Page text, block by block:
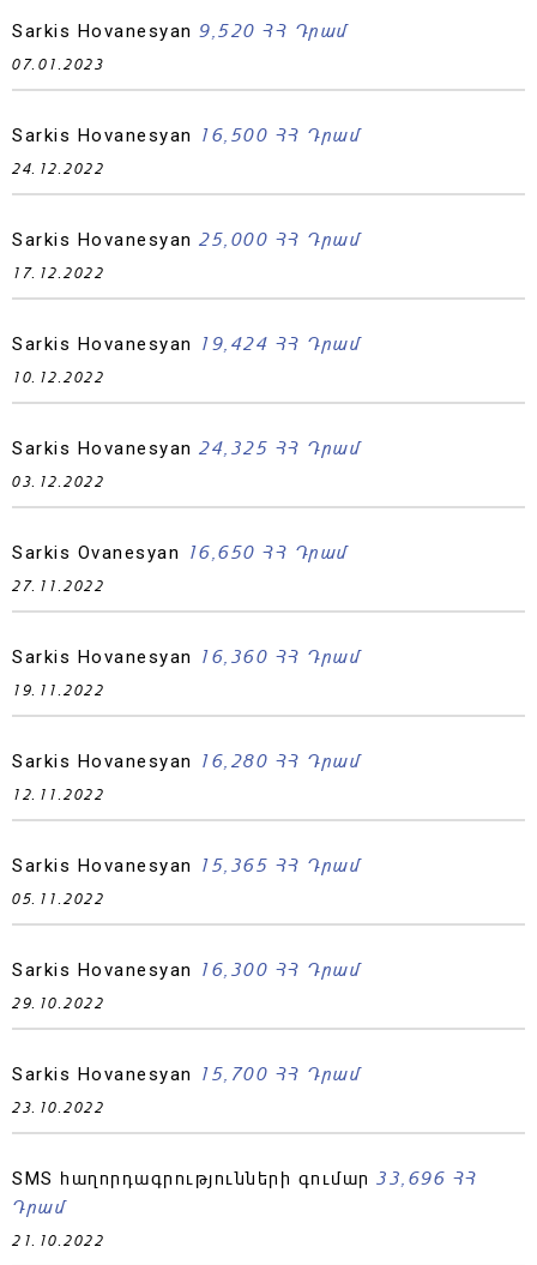
Sarkis Hovanesyan 9,520 ՀՀ Դրամ
07.01.2023
Sarkis Hovanesyan 16,500 ՀՀ Դրամ
24.12.2022
Sarkis Hovanesyan 25,000 ՀՀ Դրամ
17.12.2022
Sarkis Hovanesyan 19,424 ՀՀ Դրամ
10.12.2022
Sarkis Hovanesyan 24,325 ՀՀ Դրամ
03.12.2022
Sarkis Ovanesyan 16,650 ՀՀ Դրամ
27.11.2022
Sarkis Hovanesyan 16,360 ՀՀ Դրամ
19.11.2022
Sarkis Hovanesyan 16,280 ՀՀ Դրամ
12.11.2022
Sarkis Hovanesyan 15,365 ՀՀ Դրամ
05.11.2022
Sarkis Hovanesyan 16,300 ՀՀ Դրամ
29.10.2022
Sarkis Hovanesyan 15,700 ՀՀ Դրամ
23.10.2022
SMS հաղորդագրությունների գումար 33,696 ՀՀ
Դրամ
21.10.2022